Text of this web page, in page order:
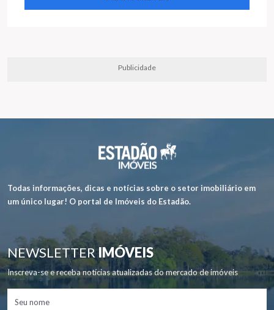
Publicidade
Todas informações, dicas e notícias sobre o setor imobiliário em
um único lugar! O portal de Imóveis do Estadão.
NEWSLETTERIMÓVEIS
Inscreva-se e receba notícias atualizadas do mercado de imóveis